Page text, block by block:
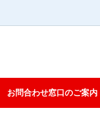
お問合わせ窓口のご案内